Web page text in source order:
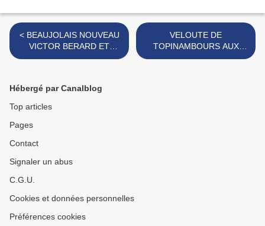
< BEAUJOLAIS NOUVEAU
VICTOR BERARD ET
GEORGES DUBOEUF
VELOUTE DE
TOPINAMBOURS AUX
SAINT-JACQUES >
Hébergé par Canalblog
Top articles
Pages
Contact
Signaler un abus
C.G.U.
Cookies et données personnelles
Préférences cookies